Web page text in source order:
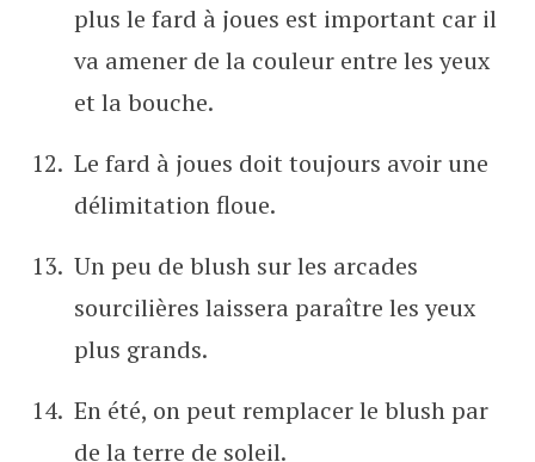
plus le fard à joues est important car il
va amener de la couleur entre les yeux
et la bouche.
Le fard à joues doit toujours avoir une
délimitation floue.
Un peu de blush sur les arcades
sourcilières laissera paraître les yeux
plus grands.
En été, on peut remplacer le blush par
de la terre de soleil.